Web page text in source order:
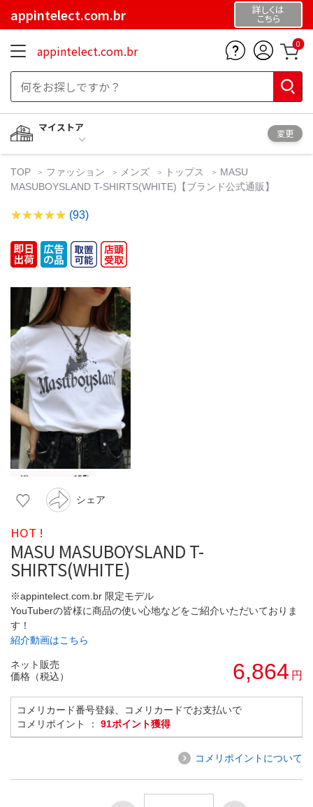
appintelect.com.br 詳しくは
こちら
appintelect.com.br 0
マイストア
変更
TOP ファッション メンズ トップス
MASU
MASUBOYSLAND T-SHIRTS(WHITE)【ブランド公式通販】
(93)
シェア
HOT !
MASU MASUBOYSLAND T-
SHIRTS(WHITE)
※appintelect.com.br 限定モデル
YouTuberの皆様に商品の使い心地などをご紹介いただいておりま
す！
紹介動画はこちら
ネット販売
価格（税込）
6,864 円
コメリカード番号登録、コメリカードでお支払いで
コメリポイント ： 91ポイント獲得
コメリポイントについて